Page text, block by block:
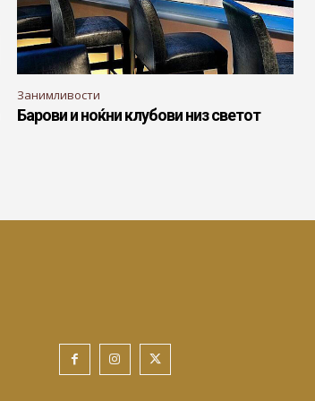
Занимливости
Барови и ноќни клубови низ светот